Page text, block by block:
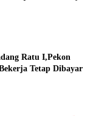
Ratu I,Pekon
Tetap Dibayar